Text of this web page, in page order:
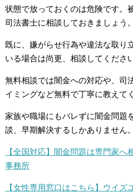
状態で放っておくのは危険です。
司法書士に相談しておきましょう。
既に、嫌がらせ行為や違法な取り
いる場合は尚更、相談してください
無料相談では闇金への対応や、司
イミングなど無料で丁寧に教えて
家族や職場にもバレずに闇金問題
談、早期解決するしかありません。
【全国対応】闇金問題は専門家へ
事務所
【女性専用窓口はこちら】ウイズ